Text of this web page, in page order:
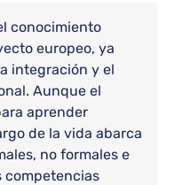
conocimiento
europeo, ya
integración y el
Aunque el
aprender
de la vida abarca
no formales e
competencias